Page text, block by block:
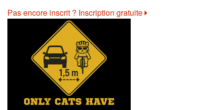
Pas encore inscrit ? Inscription gratuite